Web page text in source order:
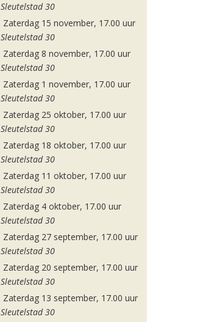
Sleutelstad 30
Zaterdag 15 november, 17.00 uur
Sleutelstad 30
Zaterdag 8 november, 17.00 uur
Sleutelstad 30
Zaterdag 1 november, 17.00 uur
Sleutelstad 30
Zaterdag 25 oktober, 17.00 uur
Sleutelstad 30
Zaterdag 18 oktober, 17.00 uur
Sleutelstad 30
Zaterdag 11 oktober, 17.00 uur
Sleutelstad 30
Zaterdag 4 oktober, 17.00 uur
Sleutelstad 30
Zaterdag 27 september, 17.00 uur
Sleutelstad 30
Zaterdag 20 september, 17.00 uur
Sleutelstad 30
Zaterdag 13 september, 17.00 uur
Sleutelstad 30